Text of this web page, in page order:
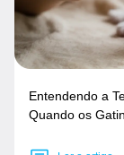
Entendendo a
Quando os